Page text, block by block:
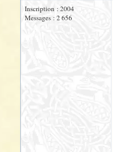
Inscription : 2004
Messages : 2 656